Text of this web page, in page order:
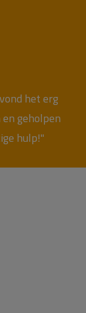
het erg
geholpen
hulp!"